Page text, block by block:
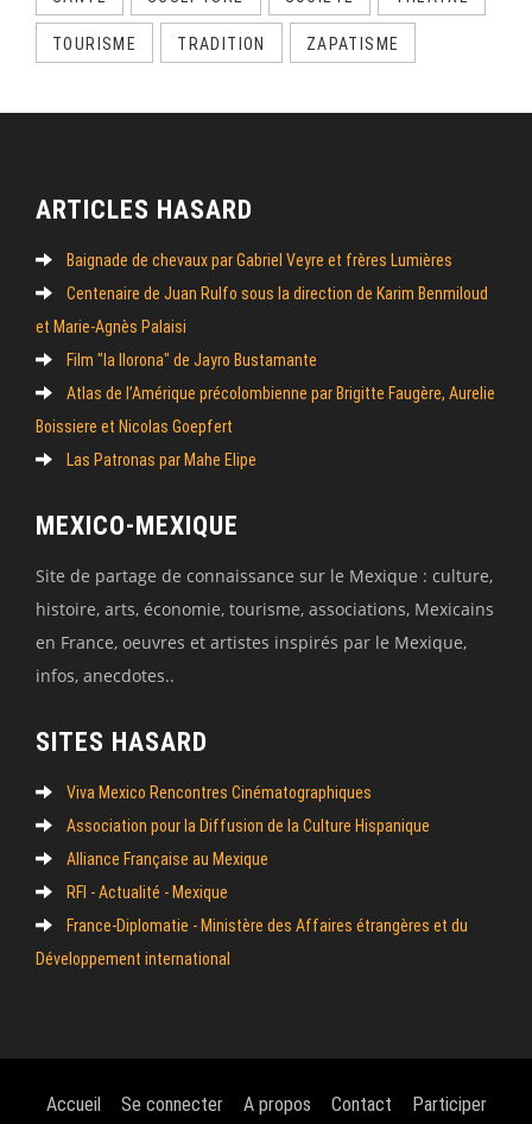
TOURISME TRADITION ZAPATISME
ARTICLES HASARD
Baignade de chevaux par Gabriel Veyre et frères Lumières
Centenaire de Juan Rulfo sous la direction de Karim Benmiloud
et Marie-Agnès Palaisi
Film "la llorona" de Jayro Bustamante
Atlas de l’Amérique précolombienne par Brigitte Faugère, Aurelie
Boissiere et Nicolas Goepfert
Las Patronas par Mahe Elipe
MEXICO-MEXIQUE
Site de partage de connaissance sur le Mexique : culture,
histoire, arts, économie, tourisme, associations, Mexicains
en France, oeuvres et artistes inspirés par le Mexique,
infos, anecdotes..
SITES HASARD
Viva Mexico Rencontres Cinématographiques
Association pour la Diffusion de la Culture Hispanique
Alliance Française au Mexique
RFI - Actualité - Mexique
France-Diplomatie - Ministère des Affaires étrangères et du
Développement international
Accueil Se connecter A propos Contact Participer